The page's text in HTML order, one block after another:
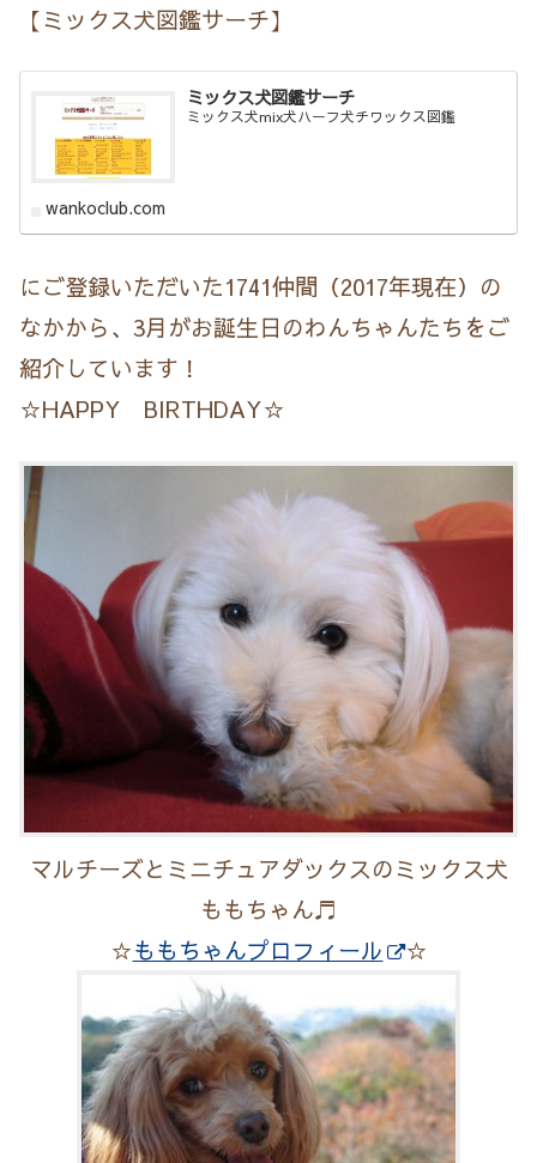
【ミックス犬図鑑サーチ】
ミックス犬図鑑サーチ
ミックス犬mix犬ハーフ犬チワックス図鑑
wankoclub.com
にご登録いただいた1741仲間（2017年現在）の
なかから、3月がお誕生日のわんちゃんたちをご
紹介しています！
☆HAPPY BIRTHDAY☆
マルチーズとミニチュアダックスのミックス犬
ももちゃん♬
☆ももちゃんプロフィール ☆